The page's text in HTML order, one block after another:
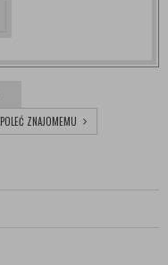
POLEĆ ZNAJOMEMU